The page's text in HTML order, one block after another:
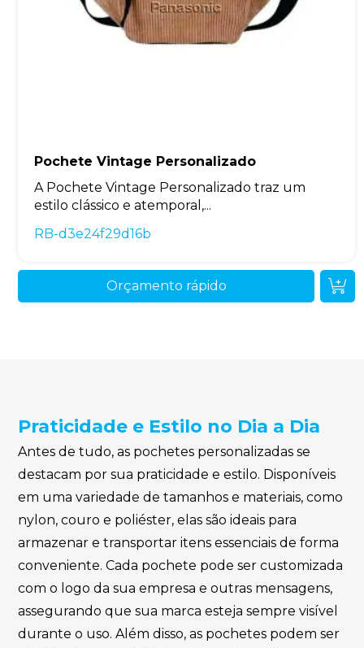
Pochete Vintage Personalizado
A Pochete Vintage Personalizado traz um
estilo clássico e atemporal,...
RB-d3e24f29d16b
Orçamento rápido
Praticidade e Estilo no Dia a Dia
Antes de tudo, as pochetes personalizadas se
destacam por sua praticidade e estilo. Disponíveis
em uma variedade de tamanhos e materiais, como
nylon, couro e poliéster, elas são ideais para
armazenar e transportar itens essenciais de forma
conveniente. Cada pochete pode ser customizada
com o logo da sua empresa e outras mensagens,
assegurando que sua marca esteja sempre visível
durante o uso. Além disso, as pochetes podem ser